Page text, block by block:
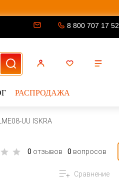
8 800 707 17 52
РАСПРОДАЖА
UU ISKRA
0 отзывов 0 вопросов
Сравнение